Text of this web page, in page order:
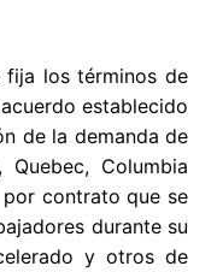
fija los términos de
establecido
de la demanda de
Columbia
contrato que se
durante su
y otros de